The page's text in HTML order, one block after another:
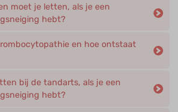
moet je letten, als je een
hebt?
en hoe ontstaat
bij de tandarts, als je een
hebt?